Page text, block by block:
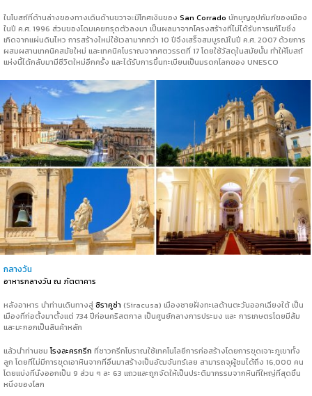
ในโบสถ์ที่ด้านล่างของทางเดินด้านขวาจะมีโกศเงินของ San Corrado นักบุญอุปถัมภ์ของเมือง
ในปี ค.ศ. 1996 ส่วนของโดมเคยทรุดตัวลงมา เป็นผลมาจากโครงสร้างที่ไม่ได้รับการแก้ไขซึ่ง
เกิดจากแผ่นดินไหว การสร้างใหม่ใช้เวลามากกว่า 10 ปีจึงเสร็จสมบูรณ์ในปี ค.ศ. 2007 ด้วยการ
ผสมผสานเทคนิคสมัยใหม่ และเทคนิคโบราณจากศตวรรตที่ 17 โดยใช้วัสดุในสมัยนั้น ทำให้โบสถ์
แห่งนี้ได้กลับมามีชีวิตใหม่อีกครั้ง และได้รับการขึ้นทะเบียนเป็นมรดกโลกของ UNESCO
กลางวัน
อาหารกลางวัน ณ ภัตตาคาร
หลังอาหาร นำท่านเดินทางสู่ซิราคูซ่า (Siracusa) เมืองชายฝั่งทะเลด้านตะวันออกเฉียงใต้ เป็น
เมืองที่ก่อตั้งมาตั้งแต่ 734 ปีก่อนคริสตกาล เป็นศูนย์กลางการประมง และ การเกษตรโดยมีส้ม
และมะกอกเป็นสินค้าหลัก
แล้วนำท่านชมโรงละครกรีก ที่ชาวกรีกโบราณใช้เทคโนโลยีการก่อสร้างโดยการขุดเจาะภูเขาทั้ง
ลูก โดยที่ไม่มีการขุดเอาหินจากที่อื่นมาสร้างเป็นอัฒจันทร์เลย สามารถจุผู้ชมได้ถึง 16,000 คน
โดยแบ่งที่นั่งออกเป็น 9 ส่วน ๆ ละ 63 แถวและถูกจัดให้เป็นประติมากรรมจากหินที่ใหญ่ที่สุดชิ้น
หนึ่งของโลก